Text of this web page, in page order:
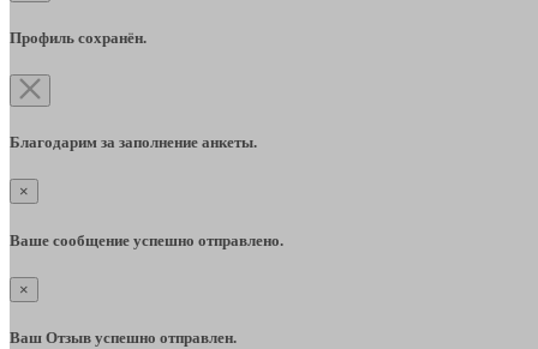
Профиль сохранён.
Благодарим за заполнение анкеты.
×
Ваше сообщение успешно отправлено.
×
Ваш Отзыв успешно отправлен.